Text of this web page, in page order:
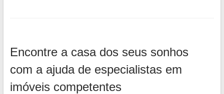
Encontre a casa dos seus sonhos
com a ajuda de especialistas em
imóveis competentes